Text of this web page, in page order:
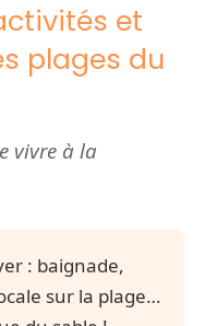
et
plages du
vivre à la
: baignade,
sur la plage…